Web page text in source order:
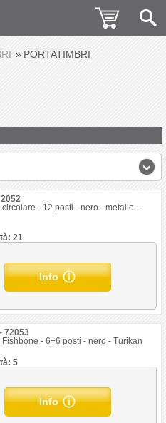
PORTATIMBRI
circolare - 12 posti - nero - metallo -
21
Info
72053
Fishbone - 6+6 posti - nero - Turikan
5
Info